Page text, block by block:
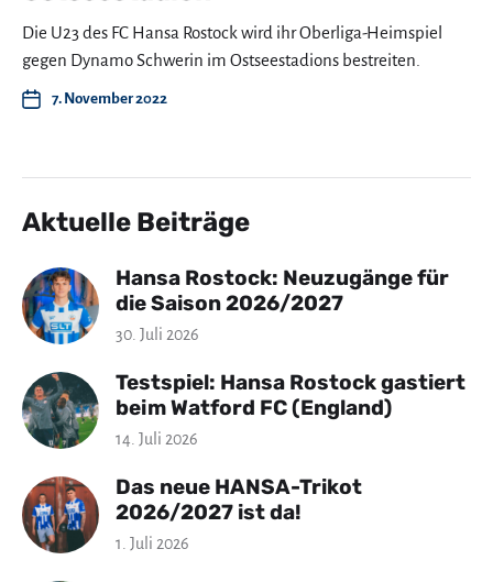
Die U23 des FC Hansa Rostock wird ihr Oberliga-Heimspiel
gegen Dynamo Schwerin im Ostseestadions bestreiten.
7. November 2022
Aktuelle Beiträge
Hansa Rostock: Neuzugänge für
die Saison 2026/2027
30. Juli 2026
Testspiel: Hansa Rostock gastiert
beim Watford FC (England)
14. Juli 2026
Das neue HANSA-Trikot
2026/2027 ist da!
1. Juli 2026